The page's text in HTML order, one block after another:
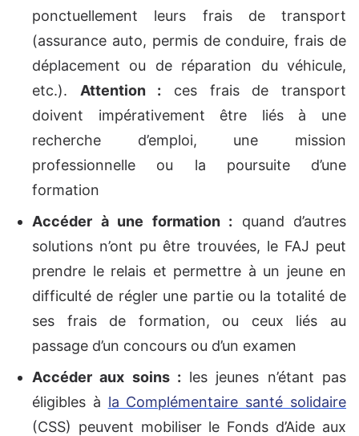
ponctuellement leurs frais de transport
(assurance auto, permis de conduire, frais de
déplacement ou de réparation du véhicule,
etc.). Attention : ces frais de transport
doivent impérativement être liés à une
recherche d’emploi, une mission
professionnelle ou la poursuite d’une
formation
Accéder à une formation : quand d’autres
solutions n’ont pu être trouvées, le FAJ peut
prendre le relais et permettre à un jeune en
difficulté de régler une partie ou la totalité de
ses frais de formation, ou ceux liés au
passage d’un concours ou d’un examen
Accéder aux soins : les jeunes n’étant pas
éligibles à la Complémentaire santé solidaire
(CSS) peuvent mobiliser le Fonds d’Aide aux